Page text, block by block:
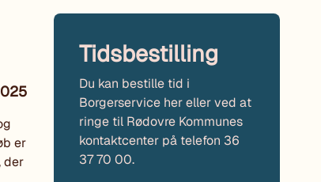
er
der
Tidsbestilling
Du kan bestille tid i
Borgerservice her eller ved at
ringe til Rødovre Kommunes
kontaktcenter på telefon 36
37 70 00.